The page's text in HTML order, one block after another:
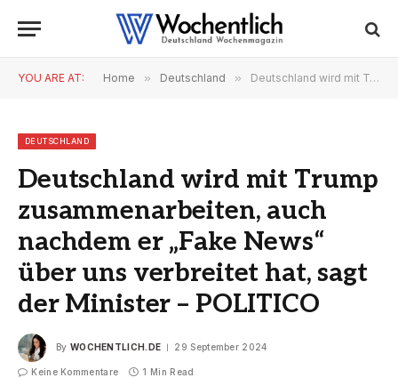
YOU ARE AT: Home » Deutschland » Deutschland wird mit Trump zusammenarbeiten, auch nachdem er „Fake News“ über uns verbreitet hat, sagt der Minister – POLITICO
DEUTSCHLAND
Deutschland wird mit Trump
zusammenarbeiten, auch
nachdem er „Fake News“
über uns verbreitet hat, sagt
der Minister – POLITICO
By WOCHENTLICH.DE 29 September 2024
Keine Kommentare 1 Min Read